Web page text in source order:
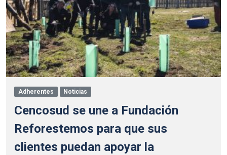
Adherentes Noticias
Cencosud se une a Fundación
Reforestemos para que sus
clientes puedan apoyar la